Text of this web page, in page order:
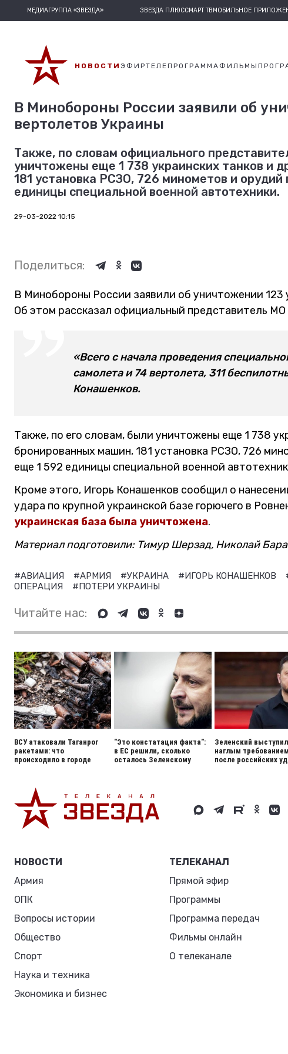
МЕДИАГРУППА «ЗВЕЗДА» ЗВЕЗДА ПЛЮССМАРТ ТВМОБИЛЬНОЕ
НОВОСТИ ЭФИРТЕЛЕПРОГРАММАФИЛЬМЫ
В Минобороны России заявили об
вертолетов Украины
Также, по словам официального
уничтожены еще 1 738 украинских танков и
181 установка РСЗО, 726 минометов и
единицы специальной военной автотехники.
29-03-2022 10:15
Поделиться:
В Минобороны России заявили об уничтожении 123
Об этом рассказал официальный представитель
«Всего с начала проведения
самолета и 74 вертолета, 311
Конашенков.
Также, по его словам, были уничтожены еще 1 738
бронированных машин, 181 установка РСЗО, 726
еще 1 592 единицы специальной военной
Кроме этого, Игорь Конашенков сообщил о
удара по крупной украинской базе горючего в
украинская база была уничтожена.
Материал подготовили: Тимур Шерзад, Николай
#АВИАЦИЯ #АРМИЯ #УКРАИНА #ИГОРЬ КОНАШЕНКОВ
ОПЕРАЦИЯ
#ПОТЕРИ УКРАИНЫ
Читайте нас:
ВСУ атаковали Таганрог
ракетами: что
происходило в городе
"Это констатация факта":
в ЕС решили, сколько
осталось Зеленскому
Зеленский
наглым требованием
после российских
НОВОСТИ
Армия
ОПК
Вопросы истории
Общество
Спорт
Наука и техника
Экономика и бизнес
ТЕЛЕКАНАЛ
Прямой эфир
Программы
Программа передач
Фильмы онлайн
О телеканале